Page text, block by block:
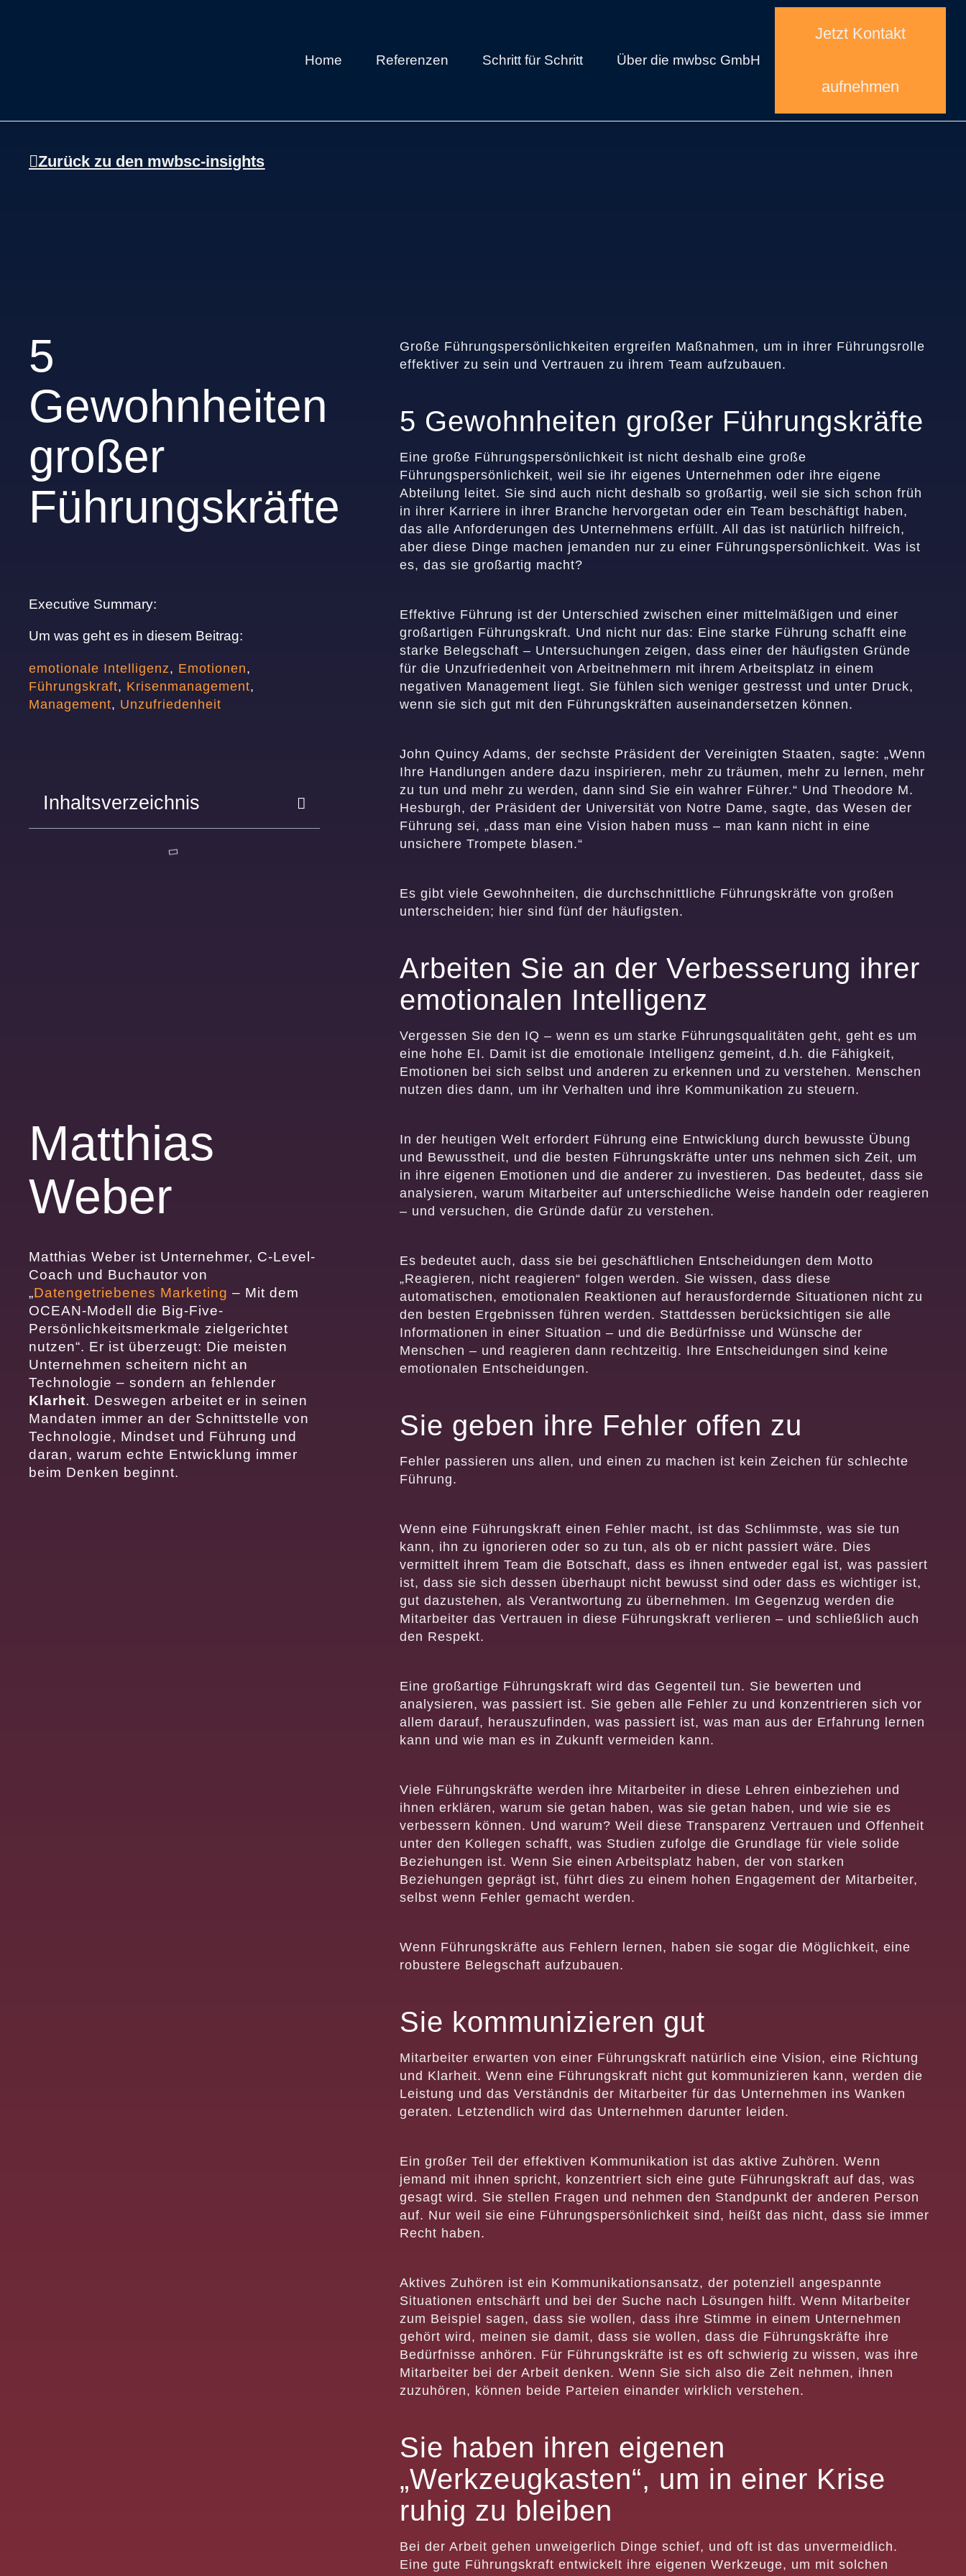
Home Referenzen Schritt für Schritt Über die mwbsc GmbH
Jetzt Kontakt
aufnehmen
Zurück zu den mwbsc-insights
5
Gewohnheiten
großer
Führungskräfte
Executive Summary:
Um was geht es in diesem Beitrag:
emotionale Intelligenz, Emotionen,
Führungskraft, Krisenmanagement,
Management, Unzufriedenheit
Inhaltsverzeichnis
Matthias
Weber
Matthias Weber ist Unternehmer, C-Level-
Coach und Buchautor von
„Datengetriebenes Marketing – Mit dem
OCEAN-Modell die Big-Five-
Persönlichkeitsmerkmale zielgerichtet
nutzen“. Er ist überzeugt: Die meisten
Unternehmen scheitern nicht an
Technologie – sondern an fehlender
Klarheit. Deswegen arbeitet er in seinen
Mandaten immer an der Schnittstelle von
Technologie, Mindset und Führung und
daran, warum echte Entwicklung immer
beim Denken beginnt.
Große Führungspersönlichkeiten ergreifen Maßnahmen, um in ihrer Führungsrolle
effektiver zu sein und Vertrauen zu ihrem Team aufzubauen.
5 Gewohnheiten großer Führungskräfte
Eine große Führungspersönlichkeit ist nicht deshalb eine große
Führungspersönlichkeit, weil sie ihr eigenes Unternehmen oder ihre eigene
Abteilung leitet. Sie sind auch nicht deshalb so großartig, weil sie sich schon früh
in ihrer Karriere in ihrer Branche hervorgetan oder ein Team beschäftigt haben,
das alle Anforderungen des Unternehmens erfüllt. All das ist natürlich hilfreich,
aber diese Dinge machen jemanden nur zu einer Führungspersönlichkeit. Was ist
es, das sie großartig macht?
Effektive Führung ist der Unterschied zwischen einer mittelmäßigen und einer
großartigen Führungskraft. Und nicht nur das: Eine starke Führung schafft eine
starke Belegschaft – Untersuchungen zeigen, dass einer der häufigsten Gründe
für die Unzufriedenheit von Arbeitnehmern mit ihrem Arbeitsplatz in einem
negativen Management liegt. Sie fühlen sich weniger gestresst und unter Druck,
wenn sie sich gut mit den Führungskräften auseinandersetzen können.
John Quincy Adams, der sechste Präsident der Vereinigten Staaten, sagte: „Wenn
Ihre Handlungen andere dazu inspirieren, mehr zu träumen, mehr zu lernen, mehr
zu tun und mehr zu werden, dann sind Sie ein wahrer Führer.“ Und Theodore M.
Hesburgh, der Präsident der Universität von Notre Dame, sagte, das Wesen der
Führung sei, „dass man eine Vision haben muss – man kann nicht in eine
unsichere Trompete blasen.“
Es gibt viele Gewohnheiten, die durchschnittliche Führungskräfte von großen
unterscheiden; hier sind fünf der häufigsten.
Arbeiten Sie an der Verbesserung ihrer
emotionalen Intelligenz
Vergessen Sie den IQ – wenn es um starke Führungsqualitäten geht, geht es um
eine hohe EI. Damit ist die emotionale Intelligenz gemeint, d.h. die Fähigkeit,
Emotionen bei sich selbst und anderen zu erkennen und zu verstehen. Menschen
nutzen dies dann, um ihr Verhalten und ihre Kommunikation zu steuern.
In der heutigen Welt erfordert Führung eine Entwicklung durch bewusste Übung
und Bewusstheit, und die besten Führungskräfte unter uns nehmen sich Zeit, um
in ihre eigenen Emotionen und die anderer zu investieren. Das bedeutet, dass sie
analysieren, warum Mitarbeiter auf unterschiedliche Weise handeln oder reagieren
– und versuchen, die Gründe dafür zu verstehen.
Es bedeutet auch, dass sie bei geschäftlichen Entscheidungen dem Motto
„Reagieren, nicht reagieren“ folgen werden. Sie wissen, dass diese
automatischen, emotionalen Reaktionen auf herausfordernde Situationen nicht zu
den besten Ergebnissen führen werden. Stattdessen berücksichtigen sie alle
Informationen in einer Situation – und die Bedürfnisse und Wünsche der
Menschen – und reagieren dann rechtzeitig. Ihre Entscheidungen sind keine
emotionalen Entscheidungen.
Sie geben ihre Fehler offen zu
Fehler passieren uns allen, und einen zu machen ist kein Zeichen für schlechte
Führung.
Wenn eine Führungskraft einen Fehler macht, ist das Schlimmste, was sie tun
kann, ihn zu ignorieren oder so zu tun, als ob er nicht passiert wäre. Dies
vermittelt ihrem Team die Botschaft, dass es ihnen entweder egal ist, was passiert
ist, dass sie sich dessen überhaupt nicht bewusst sind oder dass es wichtiger ist,
gut dazustehen, als Verantwortung zu übernehmen. Im Gegenzug werden die
Mitarbeiter das Vertrauen in diese Führungskraft verlieren – und schließlich auch
den Respekt.
Eine großartige Führungskraft wird das Gegenteil tun. Sie bewerten und
analysieren, was passiert ist. Sie geben alle Fehler zu und konzentrieren sich vor
allem darauf, herauszufinden, was passiert ist, was man aus der Erfahrung lernen
kann und wie man es in Zukunft vermeiden kann.
Viele Führungskräfte werden ihre Mitarbeiter in diese Lehren einbeziehen und
ihnen erklären, warum sie getan haben, was sie getan haben, und wie sie es
verbessern können. Und warum? Weil diese Transparenz Vertrauen und Offenheit
unter den Kollegen schafft, was Studien zufolge die Grundlage für viele solide
Beziehungen ist. Wenn Sie einen Arbeitsplatz haben, der von starken
Beziehungen geprägt ist, führt dies zu einem hohen Engagement der Mitarbeiter,
selbst wenn Fehler gemacht werden.
Wenn Führungskräfte aus Fehlern lernen, haben sie sogar die Möglichkeit, eine
robustere Belegschaft aufzubauen.
Sie kommunizieren gut
Mitarbeiter erwarten von einer Führungskraft natürlich eine Vision, eine Richtung
und Klarheit. Wenn eine Führungskraft nicht gut kommunizieren kann, werden die
Leistung und das Verständnis der Mitarbeiter für das Unternehmen ins Wanken
geraten. Letztendlich wird das Unternehmen darunter leiden.
Ein großer Teil der effektiven Kommunikation ist das aktive Zuhören. Wenn
jemand mit ihnen spricht, konzentriert sich eine gute Führungskraft auf das, was
gesagt wird. Sie stellen Fragen und nehmen den Standpunkt der anderen Person
auf. Nur weil sie eine Führungspersönlichkeit sind, heißt das nicht, dass sie immer
Recht haben.
Aktives Zuhören ist ein Kommunikationsansatz, der potenziell angespannte
Situationen entschärft und bei der Suche nach Lösungen hilft. Wenn Mitarbeiter
zum Beispiel sagen, dass sie wollen, dass ihre Stimme in einem Unternehmen
gehört wird, meinen sie damit, dass sie wollen, dass die Führungskräfte ihre
Bedürfnisse anhören. Für Führungskräfte ist es oft schwierig zu wissen, was ihre
Mitarbeiter bei der Arbeit denken. Wenn Sie sich also die Zeit nehmen, ihnen
zuzuhören, können beide Parteien einander wirklich verstehen.
Sie haben ihren eigenen
„Werkzeugkasten“, um in einer Krise
ruhig zu bleiben
Bei der Arbeit gehen unweigerlich Dinge schief, und oft ist das unvermeidlich.
Eine gute Führungskraft entwickelt ihre eigenen Werkzeuge, um mit solchen